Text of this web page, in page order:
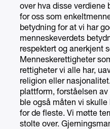
over hva disse verdiene
for oss som
betydning for at vi har
menneskeverdets
respektert og anerkjent
Menneskerettigheter
rettigheter vi alle har,
religion eller
plattform, forståelsen
ble også måten vi
for de fleste. Vi møtte
stolte over.